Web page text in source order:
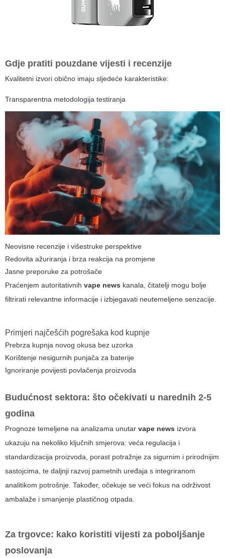
Gdje pratiti pouzdane vijesti i recenzije
Kvalitetni izvori obično imaju sljedeće karakteristike:
Transparentna metodologija testiranja
Neovisne recenzije i višestruke perspektive
Redovita ažuriranja i brza reakcija na promjene
Jasne preporuke za potrošače
Praćenjem autoritativnih vape news kanala, čitatelji mogu bolje
filtrirati relevantne informacije i izbjegavati neutemeljene senzacije.
Primjeri najčešćih pogrešaka kod kupnje
Prebrza kupnja novog okusa bez uzorka
Korištenje nesigurnih punjača za baterije
Ignoriranje povijesti povlačenja proizvoda
Budućnost sektora: što očekivati u narednih 2-5
godina
Prognoze temeljene na analizama unutar vape news izvora
ukazuju na nekoliko ključnih smjerova: veća regulacija i
standardizacija proizvoda, porast potražnje za sigurnim i prirodnijim
sastojcima, te daljnji razvoj pametnih uređaja s integriranom
analitikom potrošnje. Također, očekuje se veći fokus na održivost
ambalaže i smanjenje plastičnog otpada.
Za trgovce: kako koristiti vijesti za poboljšanje
poslovanja